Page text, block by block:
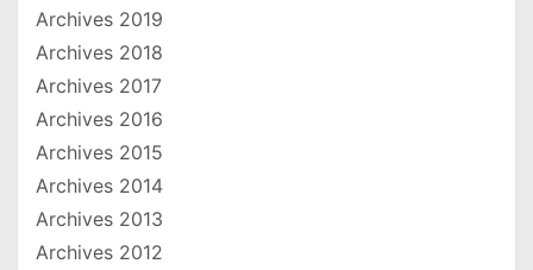
Archives 2019
Archives 2018
Archives 2017
Archives 2016
Archives 2015
Archives 2014
Archives 2013
Archives 2012